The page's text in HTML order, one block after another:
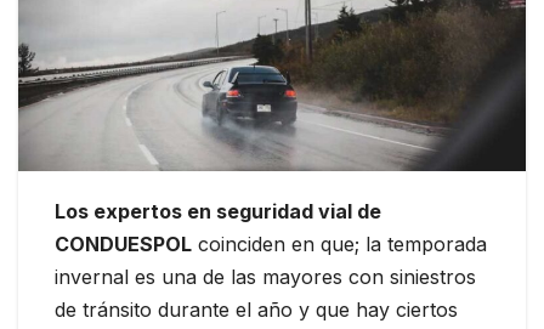
Los expertos en seguridad vial de
CONDUESPOL coinciden en que; la temporada
invernal es una de las mayores con siniestros
de tránsito durante el año y que hay ciertos